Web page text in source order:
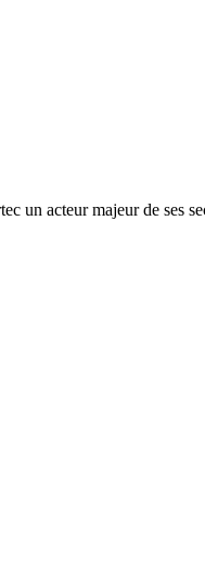
un acteur majeur de ses